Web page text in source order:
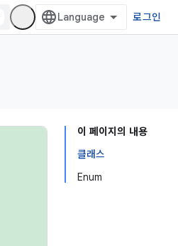
로그인
이 페이지의 내용
클래스
Enum